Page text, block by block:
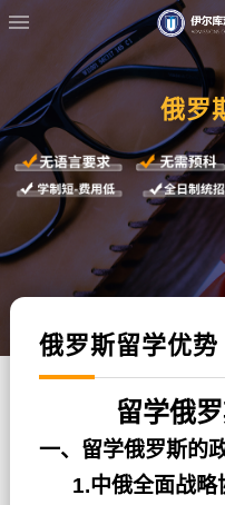
俄罗
俄罗斯留学优势
留学俄
一、留学俄罗斯的
1.中俄全面战略